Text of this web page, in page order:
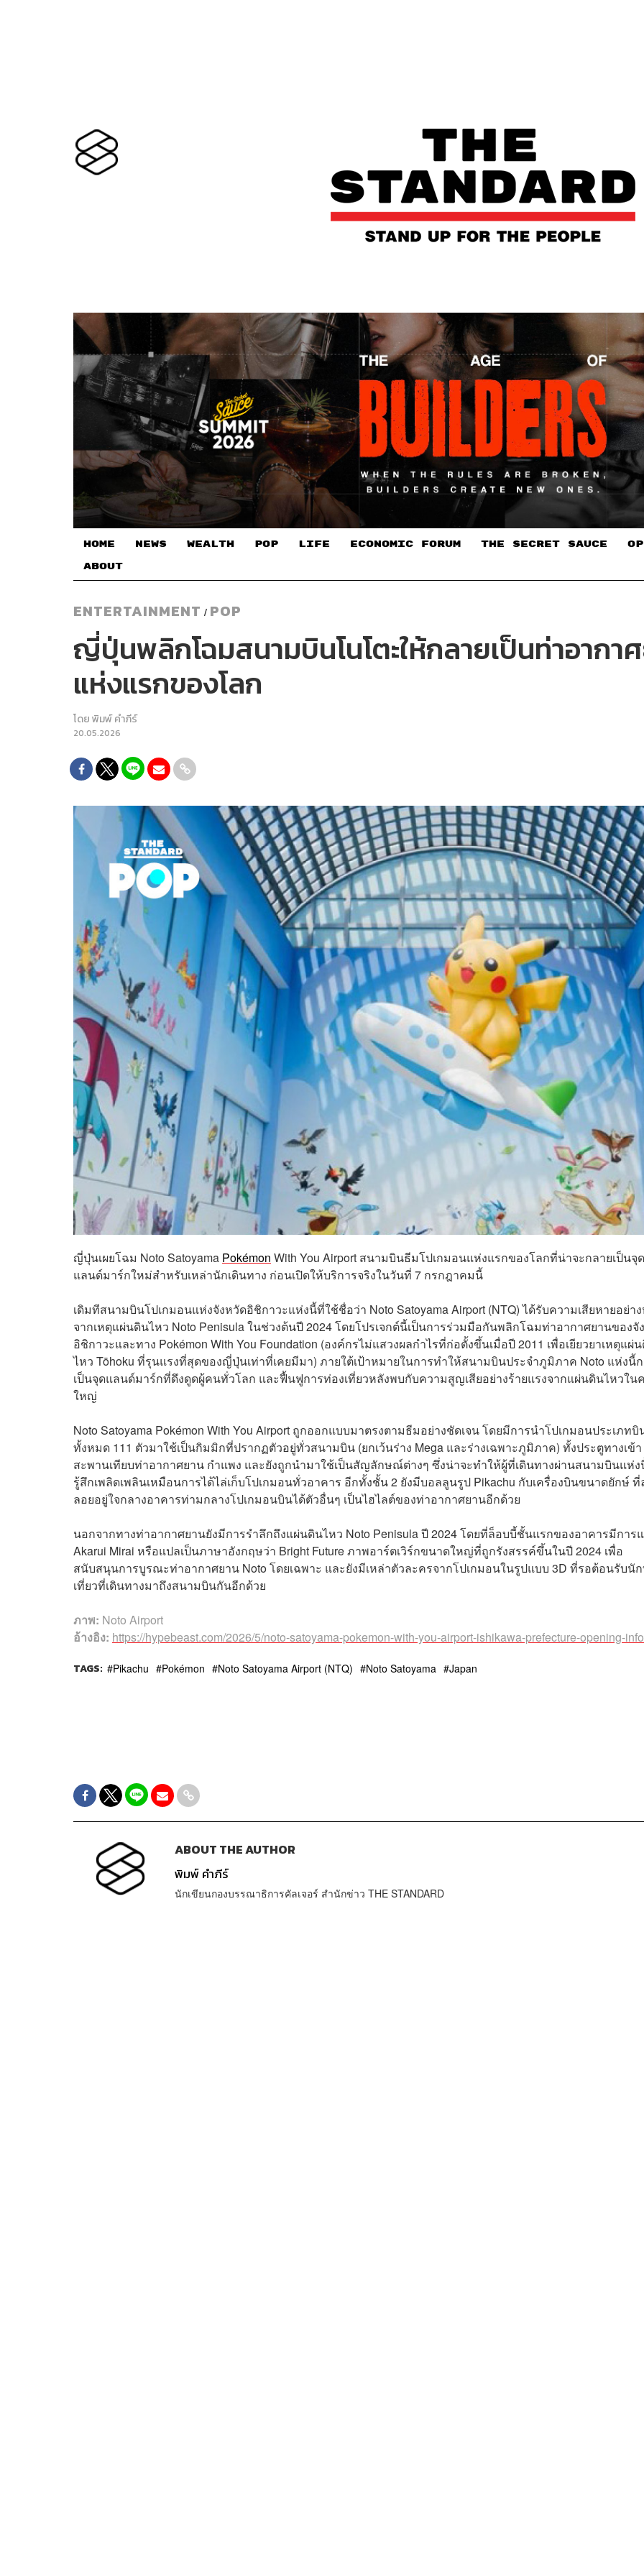
HOME NEWS WEALTH POP LIFE ECONOMIC FORUM THE SECRET SAUCE​
ABOUT
ENTERTAINMENT / POP
ญี่ปุ่นพลิกโฉมสนามบินโนโตะให้กลายเป็นท่าอากา
แห่งแรกของโลก
โดยพิมพ์ คำภีร์
20.05.2026
ญี่ปุ่นเผยโฉม Noto Satoyama Pokémon With You Airport สนามบินธีมโปเกมอนแห่งแรกของโลกที่น่าจะกลายเป็นจุด
แลนด์มาร์กใหม่สำหรับเหล่านักเดินทาง ก่อนเปิดให้บริการจริงในวันที่ 7 กรกฎาคมนี้
เดิมทีสนามบินโปเกมอนแห่งจังหวัดอิชิกาวะแห่งนี้ที่ใช้ชื่อว่า Noto Satoyama Airport (NTQ) ได้รับความเสียหายอย่า
จากเหตุแผ่นดินไหว Noto Penisula ในช่วงต้นปี 2024 โดยโปรเจกต์นี้เป็นการร่วมมือกันพลิกโฉมท่าอากาศยานของจั
อิชิกาวะและทาง Pokémon With You Foundation (องค์กรไม่แสวงผลกำไรที่ก่อตั้งขึ้นเมื่อปี 2011 เพื่อเยียวยาเหตุแผ่
ไหว Tōhoku ที่รุนแรงที่สุดของญี่ปุ่นเท่าที่เคยมีมา) ภายใต้เป้าหมายในการทำให้สนามบินประจำภูมิภาค Noto แห่งนี้
เป็นจุดแลนด์มาร์กที่ดึงดูดผู้คนทั่วโลก และฟื้นฟูการท่องเที่ยวหลังพบกับความสูญเสียอย่างร้ายแรงจากแผ่นดินไหวใน
ใหญ่
Noto Satoyama Pokémon With You Airport ถูกออกแบบมาตรงตามธีมอย่างชัดเจน โดยมีการนำโปเกมอนประเภทบิ
ทั้งหมด 111 ตัวมาใช้เป็นกิมมิกที่ปรากฏตัวอยู่ทั่วสนามบิน (ยกเว้นร่าง Mega และร่างเฉพาะภูมิภาค) ทั้งประตูทางเข้า
สะพานเทียบท่าอากาศยาน กำแพง และยังถูกนำมาใช้เป็นสัญลักษณ์ต่างๆ ซึ่งน่าจะทำให้ผู้ที่เดินทางผ่านสนามบินแห่
รู้สึกเพลิดเพลินเหมือนการได้ไล่เก็บโปเกมอนทั่วอาคาร อีกทั้งชั้น 2 ยังมีบอลลูนรูป Pikachu กับเครื่องบินขนาดยักษ์ ที่
ลอยอยู่ใจกลางอาคารท่ามกลางโปเกมอนบินได้ตัวอื่นๆ เป็นไฮไลต์ของท่าอากาศยานอีกด้วย
นอกจากทางท่าอากาศยานยังมีการรำลึกถึงแผ่นดินไหว Noto Penisula ปี 2024 โดยที่ล็อบบี้ชั้นแรกของอาคารมีการ
Akarui Mirai หรือแปลเป็นภาษาอังกฤษว่า Bright Future ภาพอาร์ตเวิร์กขนาดใหญ่ที่ถูกรังสรรค์ขึ้นในปี 2024 เพื่อ
สนับสนุนการบูรณะท่าอากาศยาน Noto โดยเฉพาะ และยังมีเหล่าตัวละครจากโปเกมอนในรูปแบบ 3D ที่รอต้อนรับนั
เที่ยวที่เดินทางมาถึงสนามบินกันอีกด้วย
ภาพ: Noto Airport
อ้างอิง: https://hypebeast.com/2026/5/noto-satoyama-pokemon-with-you-airport-ishikawa-prefecture-opening-info
TAGS: Pikachu Pokémon Noto Satoyama Airport (NTQ) Noto Satoyama Japan
ABOUT THE AUTHOR
พิมพ์ คำภีร์
นักเขียนกองบรรณาธิการคัลเจอร์ สำนักข่าว THE STANDARD